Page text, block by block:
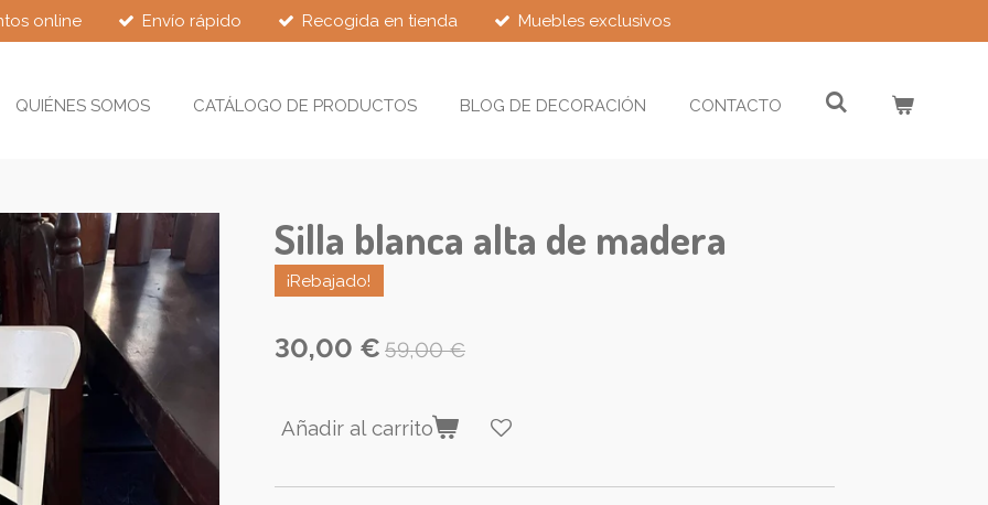
online Envío rápido Recogida en tienda Muebles exclusivos
QUIÉNES SOMOS CATÁLOGO DE PRODUCTOS BLOG DE DECORACIÓN CONTACTO
Silla blanca alta de madera
¡Rebajado!
30,00 € 59,00 €
Añadir al carrito